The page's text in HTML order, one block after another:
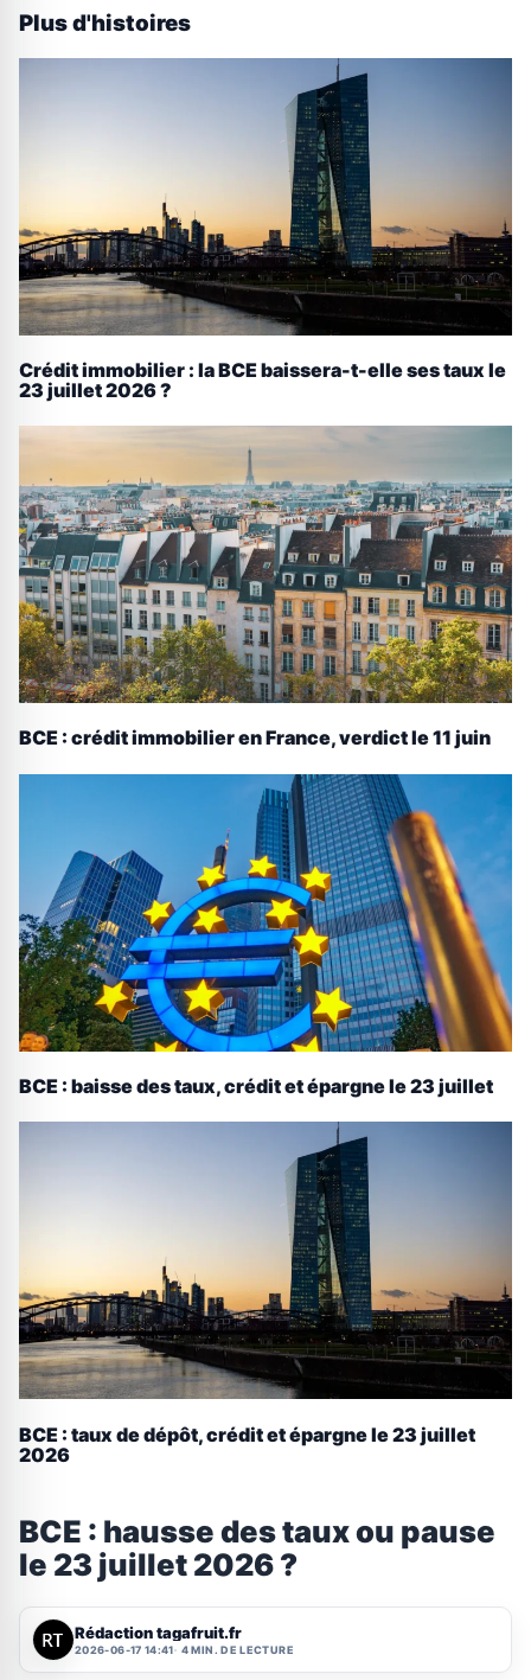
Plus d'histoires
Crédit immobilier : la BCE baissera-t-elle ses taux le
23 juillet 2026 ?
BCE : crédit immobilier en France, verdict le 11 juin
BCE : baisse des taux, crédit et épargne le 23 juillet
BCE : taux de dépôt, crédit et épargne le 23 juillet
2026
BCE : hausse des taux ou pause
le 23 juillet 2026 ?
Rédaction tagafruit.fr
2026-06-17 14:41 4 MIN. DE LECTURE